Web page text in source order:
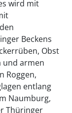
wird mit
Beckens
Obst
und armen
Roggen,
entlang
Naumburg,
Thüringer